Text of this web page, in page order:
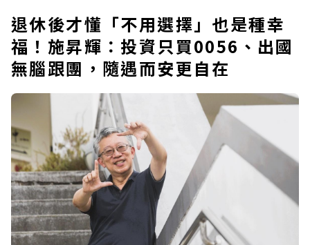
退休後才懂「不用選擇」也是種幸
福！施昇輝：投資只買0056、出國
無腦跟團，隨遇而安更自在